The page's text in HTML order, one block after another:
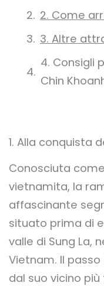
2. Come
3. Altre
4. Consigli
Chin
1. Alla conquista
Conosciuta
vietnamita, la
affascinante
situato prima di
valle di Sung La,
Vietnam. Il
dal suo vicino più